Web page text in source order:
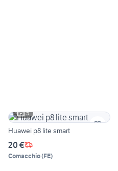
5
Huawei p8 lite smart
20 €
Comacchio(FE)